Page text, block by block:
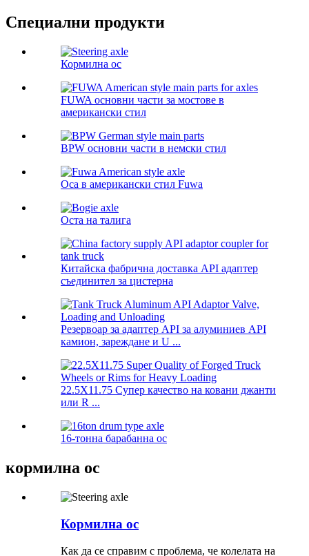
Специални продукти
Кормилна ос
FUWA основни части за мостове в
американски стил
BPW основни части в немски стил
Оса в американски стил Fuwa
Оста на талига
Китайска фабрична доставка API адаптер
съединител за цистерна
Резервоар за адаптер API за алуминиев API
камион, зареждане и U ...
22.5X11.75 Супер качество на ковани джанти
или R ...
16-тонна барабанна ос
кормилна ос
Кормилна ос
Как да се справим с проблема, че колелата на